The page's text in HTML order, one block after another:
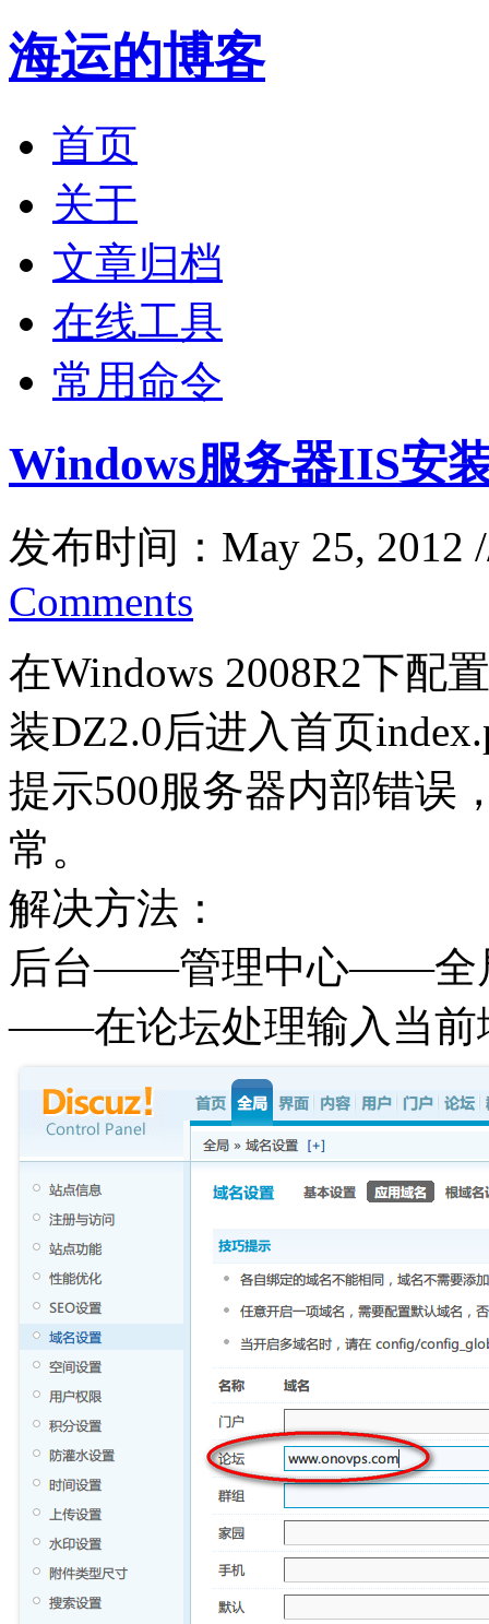
海运的博客
首页
关于
文章归档
在线工具
常用命令
Windows服务器IIS安
发布时间：May 25, 2012
Comments
在Windows 2008R2下配
装DZ2.0后进入首页
提示500服务器内部错误
常。
解决方法：
后台——管理中心——
——在论坛处理输入当前